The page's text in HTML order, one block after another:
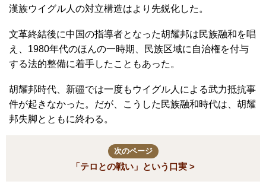
漢族ウイグル人の対立構造はより先鋭化した。
文革終結後に中国の指導者となった胡耀邦は民族融和を唱
え、1980年代のほんの一時期、民族区域に自治権を付与
する法的整備に着手したこともあった。
胡耀邦時代、新疆では一度もウイグル人による武力抵抗事
件が起きなかった。だが、こうした民族融和時代は、胡耀
邦失脚とともに終わる。
次のページ
「テロとの戦い」という口実 >